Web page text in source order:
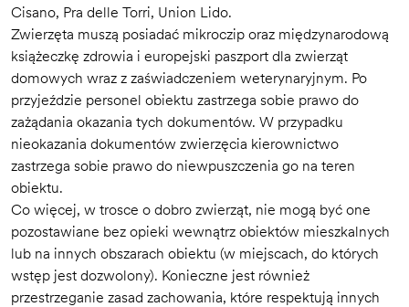
Cisano, Pra delle Torri, Union Lido.
Zwierzęta muszą posiadać mikroczip oraz międzynarodową
książeczkę zdrowia i europejski paszport dla zwierząt
domowych wraz z zaświadczeniem weterynaryjnym. Po
przyjeździe personel obiektu zastrzega sobie prawo do
zażądania okazania tych dokumentów. W przypadku
nieokazania dokumentów zwierzęcia kierownictwo
zastrzega sobie prawo do niewpuszczenia go na teren
obiektu.
Co więcej, w trosce o dobro zwierząt, nie mogą być one
pozostawiane bez opieki wewnątrz obiektów mieszkalnych
lub na innych obszarach obiektu (w miejscach, do których
wstęp jest dozwolony). Konieczne jest również
przestrzeganie zasad zachowania, które respektują innych